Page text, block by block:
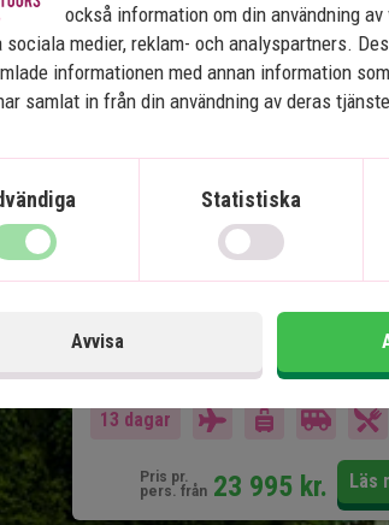
7 nätter tur och retur
4 nätter strandsemester
Vandring och varma källor i
Många alternativ för
Ingår i priset
13 dagar
Pris pr.
pers. från 23 995 kr. Läs
också information om din användning
sociala medier, reklam- och analyspartners.
informationen med annan information
samlat in från din användning av deras
Statistiska
Avvisa